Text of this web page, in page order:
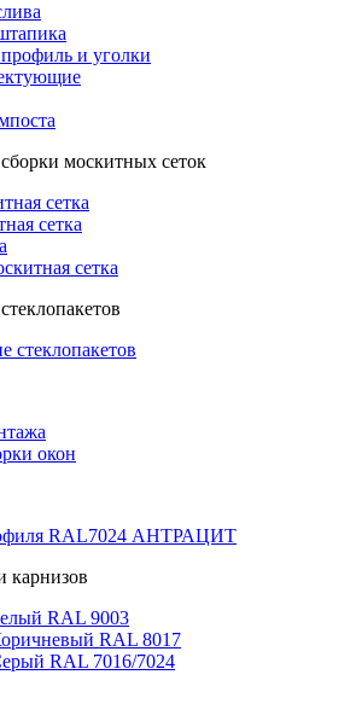
и уголки
москитных сеток
сетка
сетка
сетка
стеклопакетов
окон
RAL7024 АНТРАЦИТ
карнизов
RAL 9003
RAL 8017
RAL 7016/7024